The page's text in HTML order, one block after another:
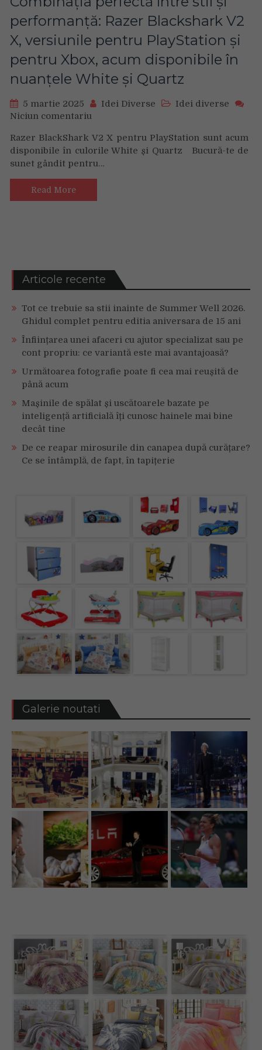
performanță: Razer Blackshark V2
X, versiunile pentru PlayStation și
pentru Xbox, acum disponibile în
nuanțele White și Quartz
5 martie 2025 Idei Diverse
Idei diverse
Niciun comentariu
perfectă
între
stil
și
Razer
PlayStation
și
Xbox,
acum
disponibile
în
White
Quartz
Razer BlackShark V2 X pentru PlayStation sunt acum
disponibile în culorile White și Quartz Bucură-te de
sunet gândit pentru…
Read More
Articole recente
Tot ce trebuie sa stii inainte de Summer Well 2026.
Ghidul complet pentru editia aniversara de 15 ani
Înființarea unei afaceri cu ajutor specializat sau pe
cont propriu: ce variantă este mai avantajoasă?
Următoarea fotografie poate fi cea mai reușită de
până acum
Mașinile de spălat și uscătoarele bazate pe
inteligență artificială îți cunosc hainele mai bine
decât tine
De ce reapar mirosurile din canapea după curățare?
Ce se întâmplă, de fapt, în tapițerie
Galerie noutati